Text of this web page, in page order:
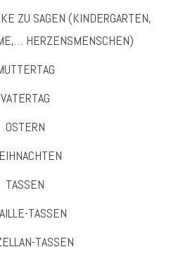
ZU SAGEN (KINDERGARTEN,
HERZENSMENSCHEN)
VATERTAG
OSTERN
TASSEN
TASSEN
TASSEN